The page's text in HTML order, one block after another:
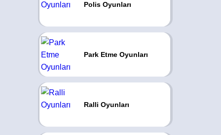
Polis Oyunları
Park Etme Oyunları
Ralli Oyunları